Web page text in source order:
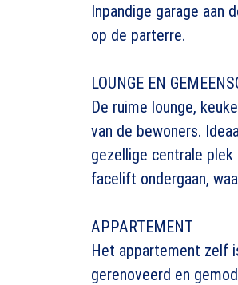
Inpandige garage aan
op de parterre.
LOUNGE EN
De ruime lounge,
van de bewoners.
gezellige centrale
facelift ondergaan,
APPARTEMENT
Het appartement zelf
gerenoveerd en